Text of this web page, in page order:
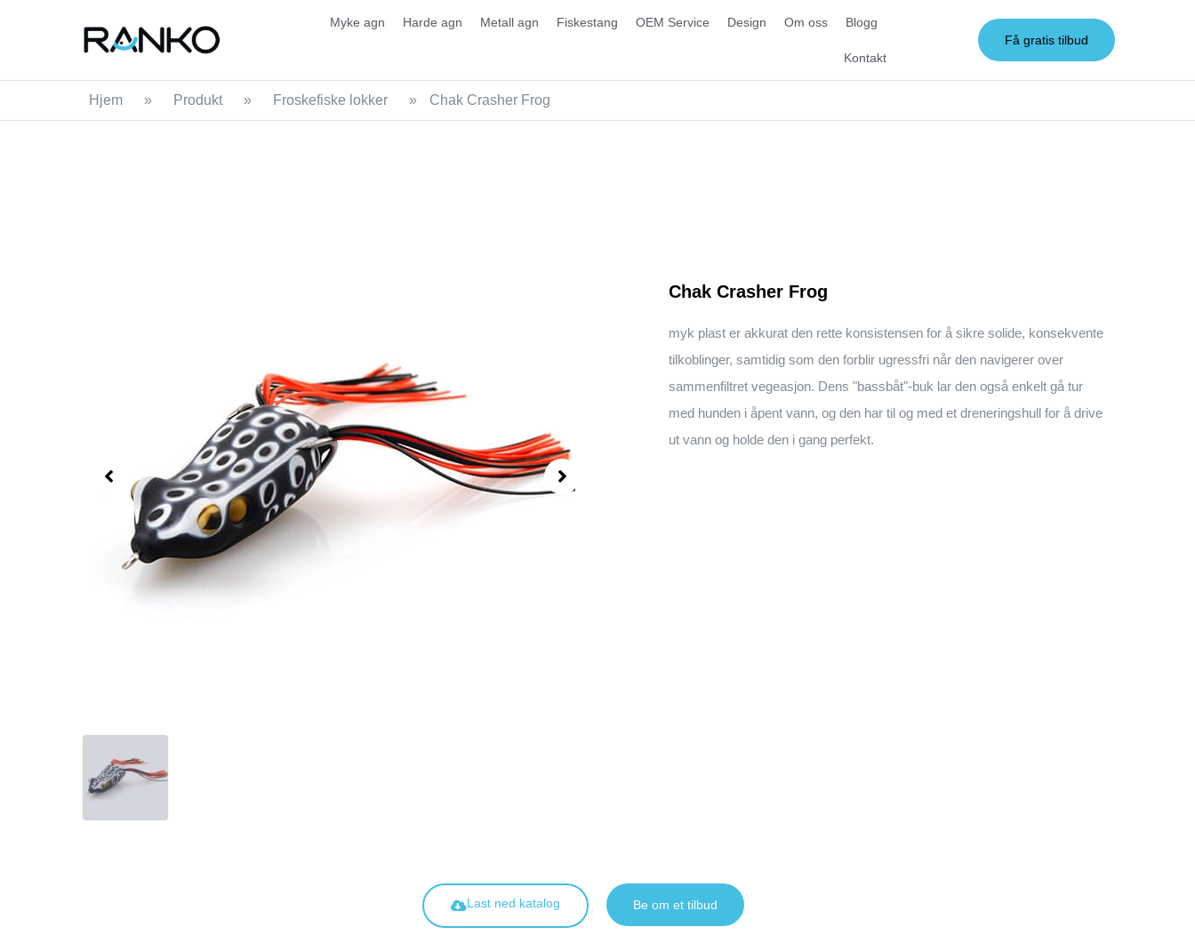
Myke agn Harde agn Metall agn Fiskestang OEM Service Design Om oss Blogg
Kontakt
Få gratis tilbud
Hjem » Produkt » Froskefiske lokker » Chak Crasher Frog
Chak Crasher Frog
myk plast er akkurat den rette konsistensen for å sikre solide, konsekvente
tilkoblinger, samtidig som den forblir ugressfri når den navigerer over
sammenfiltret vegeasjon. Dens "bassbåt"-buk lar den også enkelt gå tur
med hunden i åpent vann, og den har til og med et dreneringshull for å drive
ut vann og holde den i gang perfekt.
Last ned katalog Be om et tilbud